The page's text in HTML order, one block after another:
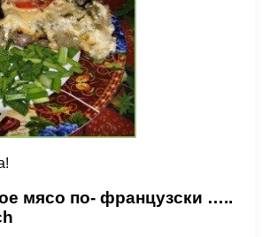
мясо по- французски …..